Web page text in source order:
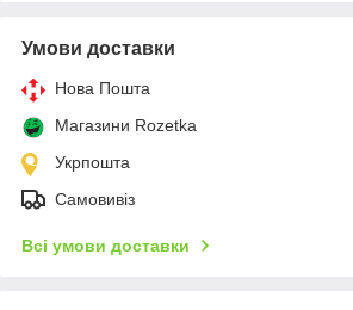
Умови доставки
Нова Пошта
Магазини Rozetka
Укрпошта
Самовивіз
Всі умови доставки